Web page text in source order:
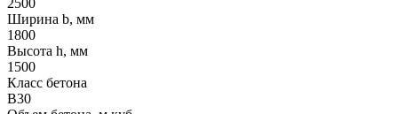
Ширина b, мм
1800
Высота h, мм
1500
Класс бетона
B30